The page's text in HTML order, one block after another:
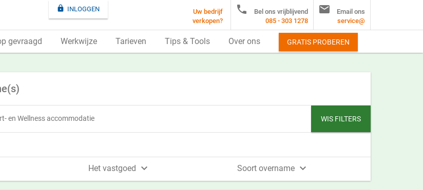
en Wellness accommodatie
Het vastgoed  Soort overname 
WIS FILTERS
 INLOGGEN
Uw bedrijf
verkopen?

Bel ons vrijblijvend
085 - 303 1278

Email ons
service@
gevraagd Werkwijze Tarieven Tips & Tools Over ons GRATIS PROBEREN